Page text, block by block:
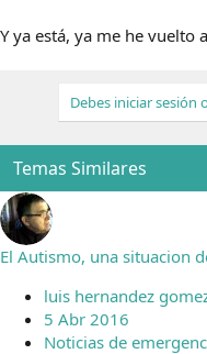
Y ya está, ya me he vuelto
Debes iniciar
Temas Similares
El Autismo, una situacion
luis hernandez
5 Abr 2016
Noticias de